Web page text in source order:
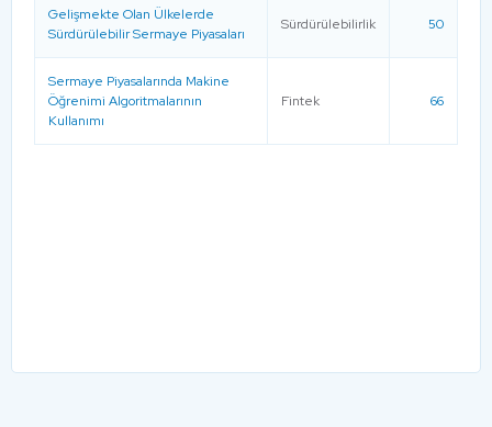
Gelişmekte Olan Ülkelerde
Sürdürülebilir Sermaye Piyasaları
Sürdürülebilirlik 50
Sermaye Piyasalarında Makine
Öğrenimi Algoritmalarının
Kullanımı
Fintek 66